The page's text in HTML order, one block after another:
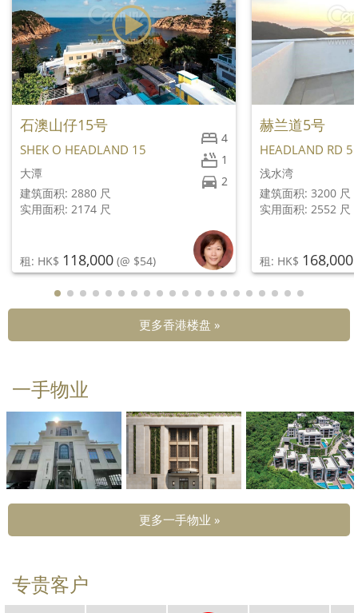
4
1
2
石澳山仔15号
SHEK O HEADLAND 15
大潭
建筑面积: 2880 尺
实用面积: 2174 尺
租: HK$ 118,000 (@ $54)
赫兰道5号
HEADLAND RD 5
浅水湾
建筑面积: 3200 尺
实用面积: 2552 尺
租: HK$ 168,000
更多香港楼盘 »
一手物业
更多一手物业 »
专贵客户